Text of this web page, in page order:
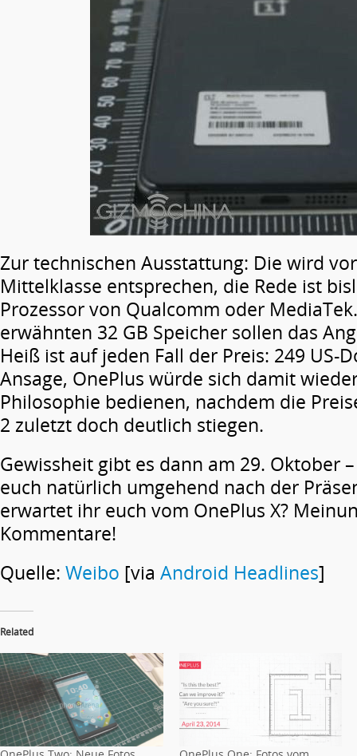
Zur technischen Ausstattung: Die wird
Mittelklasse entsprechen, die Rede ist
Prozessor von Qualcomm oder
erwähnten 32 GB Speicher sollen das
Heiß ist auf jeden Fall der Preis: 249 US-
Ansage, OnePlus würde sich damit
Philosophie bedienen, nachdem die
2 zuletzt doch deutlich stiegen.
Gewissheit gibt es dann am 29. Oktober
euch natürlich umgehend nach der
erwartet ihr euch vom OnePlus X?
Kommentare!
Quelle: Weibo [via Android Headlines]
Related